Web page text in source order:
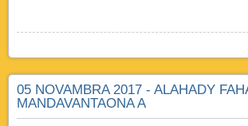
05 NOVAMBRA 2017 - ALAHADY
MANDAVANTAONA A